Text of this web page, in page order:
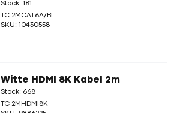
Stock: 181
TC 2MCAT6A/BL
SKU: 10430558
Witte HDMI 8K Kabel 2m
Stock: 668
TC 2MHDMI8K